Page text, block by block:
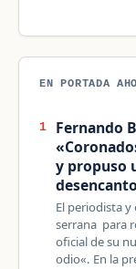
EN PORTADA
1
Fernando
y propuso
desencanto
El periodista
serrana para
oficial de su
odio«. En la